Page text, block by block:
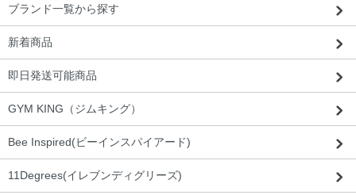
ブランド一覧から探す
新着商品
即日発送可能商品
GYM KING（ジムキング）
Bee Inspired(ビーインスパイアード)
11Degrees(イレブンディグリーズ)